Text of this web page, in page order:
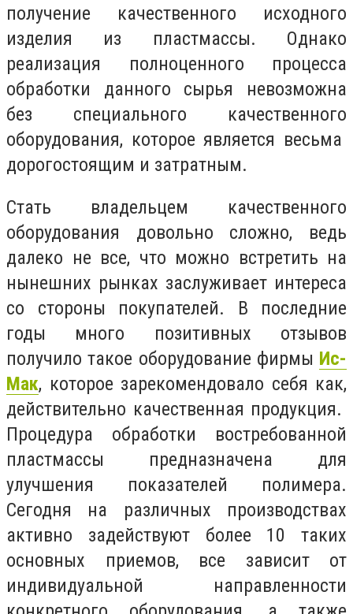
получение качественного исходного
изделия из пластмассы. Однако
реализация полноценного процесса
обработки данного сырья невозможна
без специального качественного
оборудования, которое является весьма
дорогостоящим и затратным.
Стать владельцем качественного
оборудования довольно сложно, ведь
далеко не все, что можно встретить на
нынешних рынках заслуживает интереса
со стороны покупателей. В последние
годы много позитивных отзывов
получило такое оборудование фирмы Ис-
Мак, которое зарекомендовало себя как,
действительно качественная продукция.
Процедура обработки востребованной
пластмассы предназначена для
улучшения показателей полимера.
Сегодня на различных производствах
активно задействуют более 10 таких
основных приемов, все зависит от
индивидуальной направленности